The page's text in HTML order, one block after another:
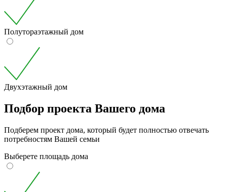
Полутораэтажный дом
Двухэтажный дом
Подбор проекта Вашего дома
Подберем проект дома, который будет полностью отвечать
потребностям Вашей семьи
Выберете площадь дома